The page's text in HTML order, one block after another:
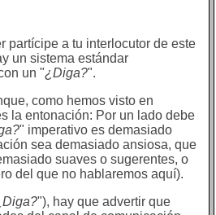
partícipe a tu interlocutor de este
un sistema estándar
un "¿Diga?".
como hemos visto en
la entonación: Por un lado debe
" imperativo es demasiado
sea demasiado ansiosa, que
suaves o sugerentes, o
del que no hablaremos aquí).
"), hay que advertir que